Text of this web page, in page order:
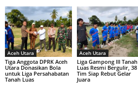
Aceh Utara
Tiga Anggota DPRK Aceh
Utara Donasikan Bola
untuk Liga Persahabatan
Tanah Luas
Aceh Utara
Liga Gampong III Tanah
Luas Resmi Bergulir, 38
Tim Siap Rebut Gelar
Juara